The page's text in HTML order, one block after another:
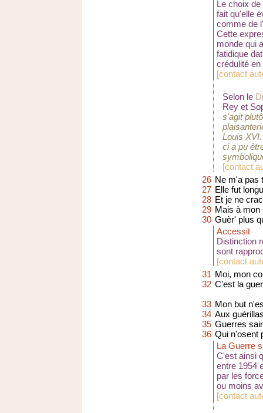
Le choix
fait qu'elle
comme de
Cette
monde qui
fatidique
crédulité
[contact
Selon le
Rey et
s'agit
Louis
ci a pu
[contact
26 Ne m'a pas
27 Elle fut
28 Et je ne
29 Mais à mon
30 Guèr' plus
Accessit
Distinction
sont
[contact
31 Moi, mon
32 C'est la
33 Mon but
34 Aux
35 Guerres
36 Qui n'osent
La Guerre
C'est ainsi
entre 1954
par les
ou moins
[contact